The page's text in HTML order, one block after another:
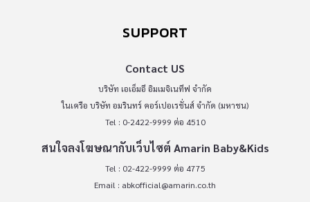
SUPPORT
Contact US
บริษัท เอเอ็มอี อิมเมจิเนทีฟ จำกัด
ในเครือ บริษัท อมรินทร์ คอร์เปอเรชั่นส์ จำกัด (มหาชน)
Tel : 0-2422-9999 ต่อ 4510
สนใจลงโฆษณากับเว็บไซต์ Amarin Baby&Kids
Tel : 02-422-9999 ต่อ 4775
Email : abkofficial@amarin.co.th